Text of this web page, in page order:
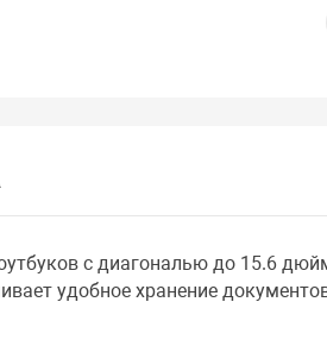
с диагональю до 15.6
удобное хранение